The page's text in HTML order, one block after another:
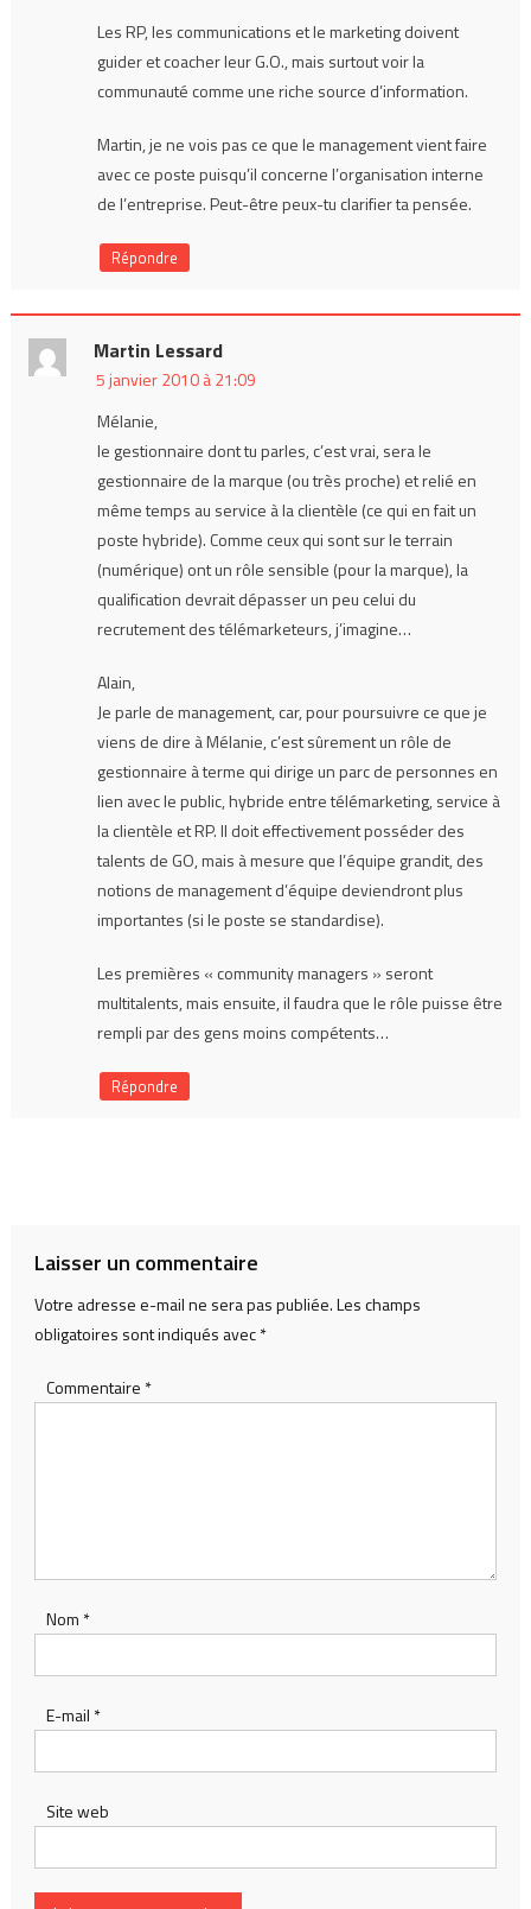
Les RP, les communications et le marketing doivent
guider et coacher leur G.O., mais surtout voir la
communauté comme une riche source d’information.
Martin, je ne vois pas ce que le management vient faire
avec ce poste puisqu’il concerne l’organisation interne
de l’entreprise. Peut-être peux-tu clarifier ta pensée.
Répondre
Martin Lessard
5 janvier 2010 à 21:09
Mélanie,
le gestionnaire dont tu parles, c’est vrai, sera le
gestionnaire de la marque (ou très proche) et relié en
même temps au service à la clientèle (ce qui en fait un
poste hybride). Comme ceux qui sont sur le terrain
(numérique) ont un rôle sensible (pour la marque), la
qualification devrait dépasser un peu celui du
recrutement des télémarketeurs, j’imagine…
Alain,
Je parle de management, car, pour poursuivre ce que je
viens de dire à Mélanie, c’est sûrement un rôle de
gestionnaire à terme qui dirige un parc de personnes en
lien avec le public, hybride entre télémarketing, service à
la clientèle et RP. Il doit effectivement posséder des
talents de GO, mais à mesure que l’équipe grandit, des
notions de management d’équipe deviendront plus
importantes (si le poste se standardise).
Les premières « community managers » seront
multitalents, mais ensuite, il faudra que le rôle puisse être
rempli par des gens moins compétents…
Répondre
Laisser un commentaire
Votre adresse e-mail ne sera pas publiée.Les champs
obligatoires sont indiqués avec*
Commentaire *
Nom *
E-mail *
Site web